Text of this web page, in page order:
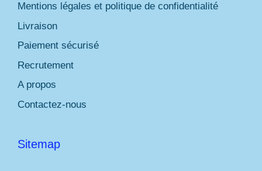
Mentions légales et politique de confidentialité
Livraison
Paiement sécurisé
Recrutement
A propos
Contactez-nous
Sitemap